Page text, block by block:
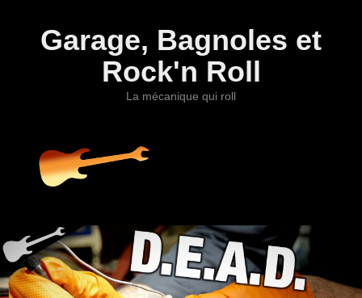
Garage, Bagnoles et
Rock'n Roll
La mécanique qui roll